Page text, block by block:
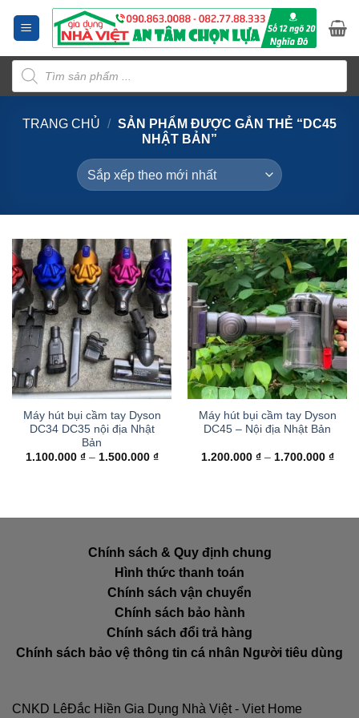
dung
Tìm
kiếm
sản
phẩm
TRANG CHỦ / SẢN PHẨM ĐƯỢC GẮN THẺ “DC45
NHẬT BẢN”
Máy hút bụi cầm tay Dyson
DC34 DC35 nội địa Nhật
Bản
1.100.000 ₫ – 1.500.000 ₫Khoảng
Máy hút bụi cầm tay Dyson
DC45 – Nội địa Nhật Bản
1.200.000 ₫ – 1.700.000 ₫
Chính sách & Quy định chung
Hình thức thanh toán
Chính sách vận chuyển
Chính sách bảo hành
Chính sách đổi trả hàng
Chính sách bảo vệ thông tin cá nhân Người tiêu dùng
CNKD LêĐắc Hiền Gia Dụng Nhà Việt - Viet Home